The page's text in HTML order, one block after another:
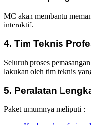
MC akan membantu
interaktif.
4. Tim Teknis
Seluruh proses
lakukan oleh tim teknis
5. Peralatan
Paket umumnya meliputi :